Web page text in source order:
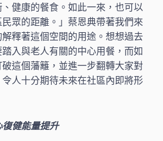
健康的餐食。如此一來，也可以
眾的距離。」蔡恩典帶著我們來
釋著這個空間的用途。想想過去
入與老人有關的中心用餐，而如
這個藩籬，並進一步翻轉大家對
人十分期待未來在社區內即將形
健能量提升